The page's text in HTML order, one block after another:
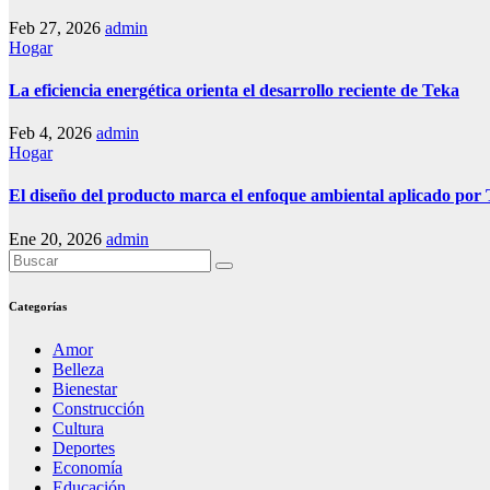
Feb 27, 2026 admin
Hogar
La eficiencia energética orienta el desarrollo reciente de Teka
Feb 4, 2026 admin
Hogar
El diseño del producto marca el enfoque ambiental aplicado por
Ene 20, 2026 admin
Categorías
Amor
Belleza
Bienestar
Construcción
Cultura
Deportes
Economía